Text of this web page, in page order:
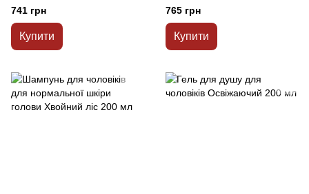
Освіжаючий 200 мл
741 грн
Купити
Морський бриз 200 мл
765 грн
Купити